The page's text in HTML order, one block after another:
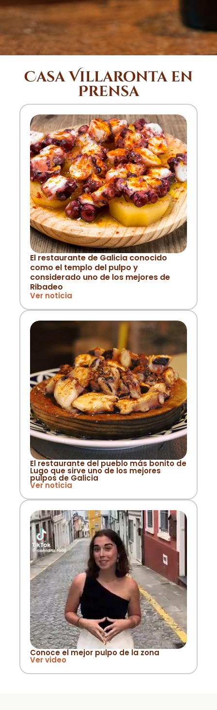
Casa Villaronta en
Prensa
El restaurante de Galicia conocido
como el templo del pulpo y
considerado uno de los mejores de
Ribadeo
Ver noticia
El restaurante del pueblo más bonito de
Lugo que sirve uno de los mejores
pulpos de Galicia
Ver noticia
Conoce el mejor pulpo de la zona
Ver video